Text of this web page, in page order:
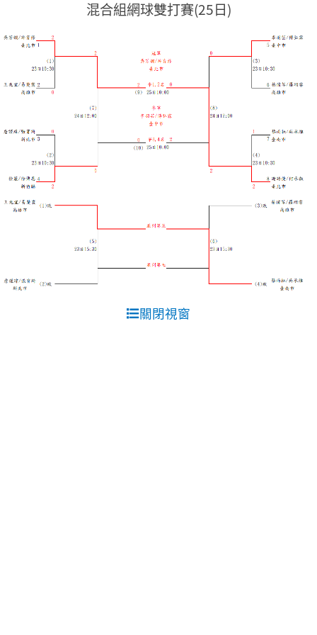
混合組網球雙打賽(25日)
關閉視窗